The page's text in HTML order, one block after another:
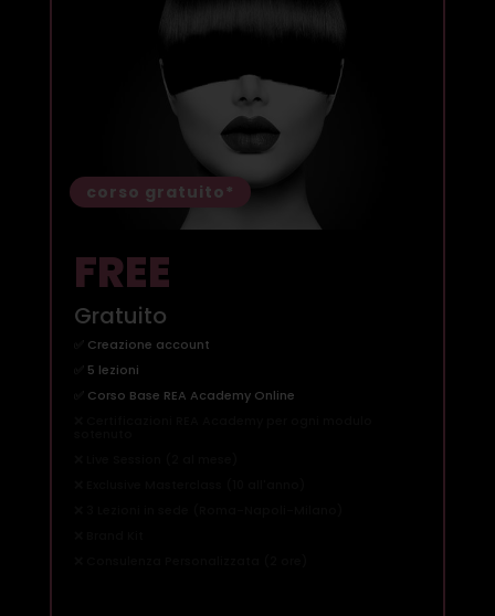
corso gratuito*
FREE
Gratuito
✅ Creazione account
✅ 5 lezioni
✅ Corso Base REA Academy Online